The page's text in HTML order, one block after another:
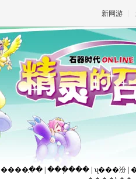
新网游
����ָ�� ���ֽ��� ʯ���汾